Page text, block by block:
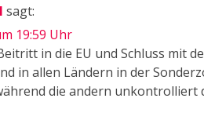
sagt:
19:59 Uhr
in die EU und Schluss mit
in allen Ländern in der
die andern unkontrolliert